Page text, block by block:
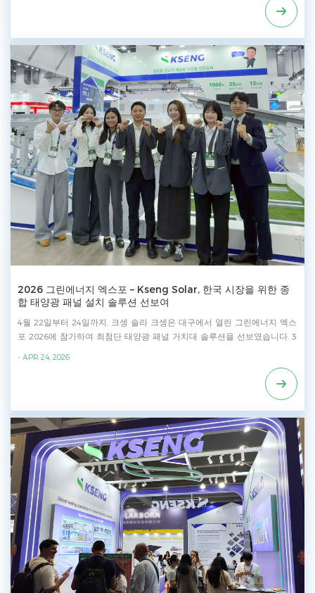
오를 선보였으며, 업계 전문가, EPC 회사, 유통업체 및 지역 프로젝트 개발
업체로부터 큰 관심을 끌었습니다. 지역 시장의 치솟는 전기 가격과 지역
을 누렸다. 크셍의 부스는 꾸준히 방문객들로 북적였고, 수많은 업계 전문
가와 지역 고객들이 방문하여 심도 있는 논의와 문의를 나누면서 큰 화제
를 불러일으켰습니다. 소개된 제품 - 태양광 주차장 - 지붕 태양광 패널 설
치 솔루션: 금속 지붕 설치 시스템, 스탠딩 심 지붕 설치 시스템 - 지상 태양
광 패널 설치 솔루션: 강철 지상 설치 시스템, 알루미늄 지상 설치 시스템 -
태양광 안전 액세서리: FRP 보행로, ZAM 강철 보행로, 옥상 안전 난간 연
중 높은 기온, 높은 습도, 그리고 잦은 태풍으로 인해 필리핀은 태양광 패널
거치대 솔루션에 대한 수요가 매우 높습니다. 이러한 혹독한 지역 기후 조
건에 맞춰 설계된 이 제품은 크셍 솔라 당사의 종합적인 랙 솔루션은 다양
한 적용 시나리오에서 향상된 구조적 안정성, 내식성 및 장기적인 신뢰성을
제공합니다. 전시 기간 동안, 크셍 솔라 ' s의 전문 팀은 상세한 기술 컨설팅
과 프로젝트 관련 통찰력을 제공하여 현지 고객 및 파트너로부터 높은 평
가를 받았습니다. 2015년부터 태양광 패널 거치대 및 추적 시스템 공급에
전념해 온 당사는 두 개의 제조 기지와 수직 통합 생산 시스템을 기반으로
사업을 확장해 왔습니다. 크셍 솔라 당사는 앞으로도 더욱 현지화되고 신뢰
할 수 있으며 고성능의 태양광 패널 거치대 솔루션을 제공하여 필리핀 및
2026 그린에너지 엑스포 – Kseng Solar, 한국 시장을 위한 종
합 태양광 패널 설치 솔루션 선보여
4월 22일부터 24일까지, 크셍 솔라 크셍은 대구에서 열린 그린에너지 엑스
포 2026에 참가하여 최첨단 태양광 패널 거치대 솔루션을 선보였습니다. 3
니다. 제품 전시 외에도, 크셍 솔라 한국 시장의 고유한 요구에 맞춰 개발된
일련의 검증된 사례 연구를 제시함으로써 현지화된 전문성을 강조했습니
지붕 설치 시스템, 스탠딩 심 지붕 설치 시스템, 삼각형 평지붕 설치 시스템
- 태양광 지상 설치 솔루션: 강철 지상 설치 시스템, 알루미늄 지상 설치 시
스템, 접지 나사 - 태양광 주차장 한국 시장에 깊이 뿌리를 내리고 있는, 크
셍 솔라 당사는 효율적이고 신뢰할 수 있는 태양광 패널 거치대 시스템과
포괄적인 현지화 서비스를 바탕으로 국내 알루미늄 합금 태양광 패널 거치
대 부문에서 1위 시장 점유율을 달성했습니다. 2015년부터 태양광 패널 거
치대 및 추적 시스템 공급에 전념해 온 당사는 두 개의 제조 기지와 수직
통합 생산 시스템을 기반으로 사업을 확장해 왔습니다. 크셍 솔라 당사는
현지 서비스를 지속적으로 개선하고, 검증된 제품 강점을 활용하여 한국 재
생에너지 산업의 고품질 성장을 주도할 것입니다.
- APR 24, 2026